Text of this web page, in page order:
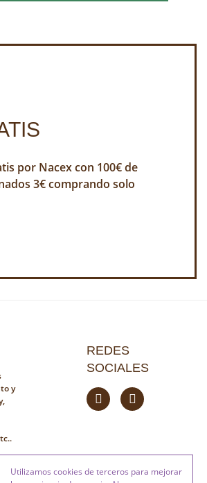
Utilizamos cookies de terceros para mejorar
por Nacex con 100€ de
3€ comprando solo
REDES
SOCIALES
y